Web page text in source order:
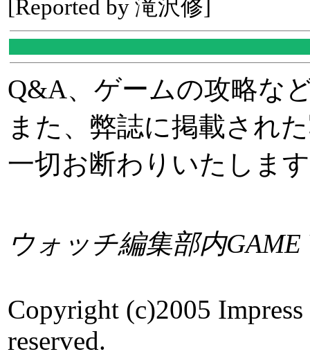
[Reported by 滝沢修]
Q&A、ゲームの攻略な
また、弊誌に掲載され
一切お断わりいたします
ウォッチ編集部内GAME
Copyright (c)2005
reserved.